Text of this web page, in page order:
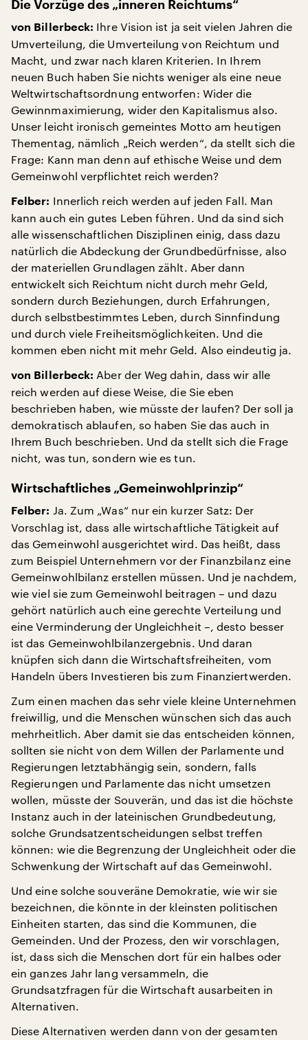
Die Vorzüge des „inneren Reichtums“
von Billerbeck: Ihre Vision ist ja seit vielen Jahren die
Umverteilung, die Umverteilung von Reichtum und
Macht, und zwar nach klaren Kriterien. In Ihrem
neuen Buch haben Sie nichts weniger als eine neue
Weltwirtschaftsordnung entworfen: Wider die
Gewinnmaximierung, wider den Kapitalismus also.
Unser leicht ironisch gemeintes Motto am heutigen
Thementag, nämlich „Reich werden“, da stellt sich die
Frage: Kann man denn auf ethische Weise und dem
Gemeinwohl verpflichtet reich werden?
Felber: Innerlich reich werden auf jeden Fall. Man
kann auch ein gutes Leben führen. Und da sind sich
alle wissenschaftlichen Disziplinen einig, dass dazu
natürlich die Abdeckung der Grundbedürfnisse, also
der materiellen Grundlagen zählt. Aber dann
entwickelt sich Reichtum nicht durch mehr Geld,
sondern durch Beziehungen, durch Erfahrungen,
durch selbstbestimmtes Leben, durch Sinnfindung
und durch viele Freiheitsmöglichkeiten. Und die
kommen eben nicht mit mehr Geld. Also eindeutig ja.
von Billerbeck: Aber der Weg dahin, dass wir alle
reich werden auf diese Weise, die Sie eben
beschrieben haben, wie müsste der laufen? Der soll ja
demokratisch ablaufen, so haben Sie das auch in
Ihrem Buch beschrieben. Und da stellt sich die Frage
nicht, was tun, sondern wie es tun.
Wirtschaftliches „Gemeinwohlprinzip“
Felber: Ja. Zum „Was“ nur ein kurzer Satz: Der
Vorschlag ist, dass alle wirtschaftliche Tätigkeit auf
das Gemeinwohl ausgerichtet wird. Das heißt, dass
zum Beispiel Unternehmern vor der Finanzbilanz eine
Gemeinwohlbilanz erstellen müssen. Und je nachdem,
wie viel sie zum Gemeinwohl beitragen – und dazu
gehört natürlich auch eine gerechte Verteilung und
eine Verminderung der Ungleichheit –, desto besser
ist das Gemeinwohlbilanzergebnis. Und daran
knüpfen sich dann die Wirtschaftsfreiheiten, vom
Handeln übers Investieren bis zum Finanziertwerden.
Zum einen machen das sehr viele kleine Unternehmen
freiwillig, und die Menschen wünschen sich das auch
mehrheitlich. Aber damit sie das entscheiden können,
sollten sie nicht von dem Willen der Parlamente und
Regierungen letztabhängig sein, sondern, falls
Regierungen und Parlamente das nicht umsetzen
wollen, müsste der Souverän, und das ist die höchste
Instanz auch in der lateinischen Grundbedeutung,
solche Grundsatzentscheidungen selbst treffen
können: wie die Begrenzung der Ungleichheit oder die
Schwenkung der Wirtschaft auf das Gemeinwohl.
Und eine solche souveräne Demokratie, wie wir sie
bezeichnen, die könnte in der kleinsten politischen
Einheiten starten, das sind die Kommunen, die
Gemeinden. Und der Prozess, den wir vorschlagen,
ist, dass sich die Menschen dort für ein halbes oder
ein ganzes Jahr lang versammeln, die
Grundsatzfragen für die Wirtschaft ausarbeiten in
Alternativen.
Diese Alternativen werden dann von der gesamten